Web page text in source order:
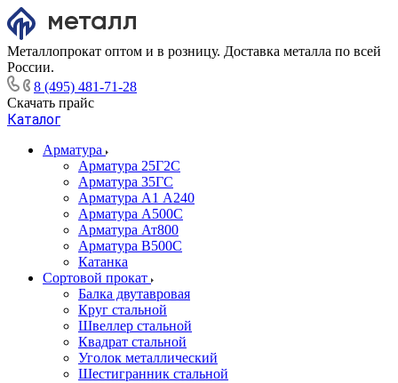
Металлопрокат оптом и в розницу. Доставка металла по всей
России.
8 (495) 481-71-28
Скачать прайс
Каталог
Арматура
Арматура 25Г2С
Арматура 35ГС
Арматура А1 А240
Арматура А500С
Арматура Ат800
Арматура В500С
Катанка
Сортовой прокат
Балка двутавровая
Круг стальной
Швеллер стальной
Квадрат стальной
Уголок металлический
Шестигранник стальной